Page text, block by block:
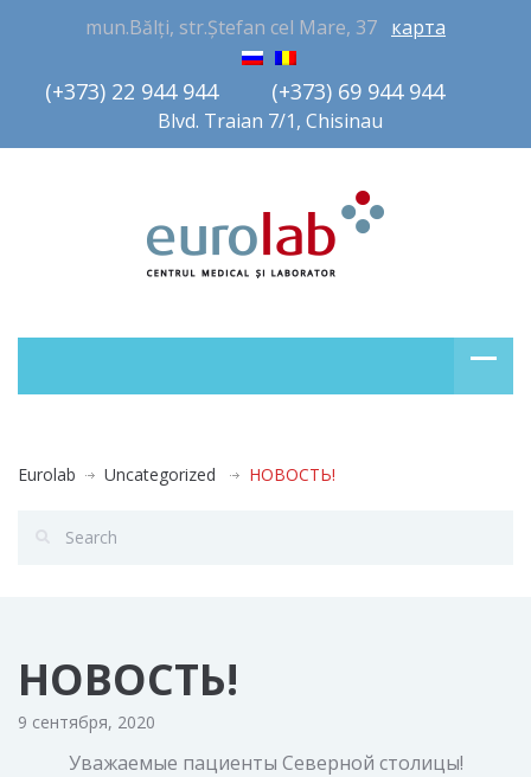
mun.Bălți, str.Ștefan cel Mare, 37 карта
(+373) 22 944 944         (+373) 69 944 944
Blvd. Traian 7/1, Chisinau
Eurolab Uncategorized НОВОСТЬ!
НОВОСТЬ!
9 сентября, 2020
Уважаемые пациенты Северной столицы!